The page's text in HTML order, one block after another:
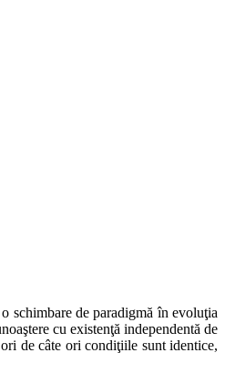
schimbare de paradigmă în evoluţia
cu existenţă independentă de
de câte ori condiţiile sunt identice,